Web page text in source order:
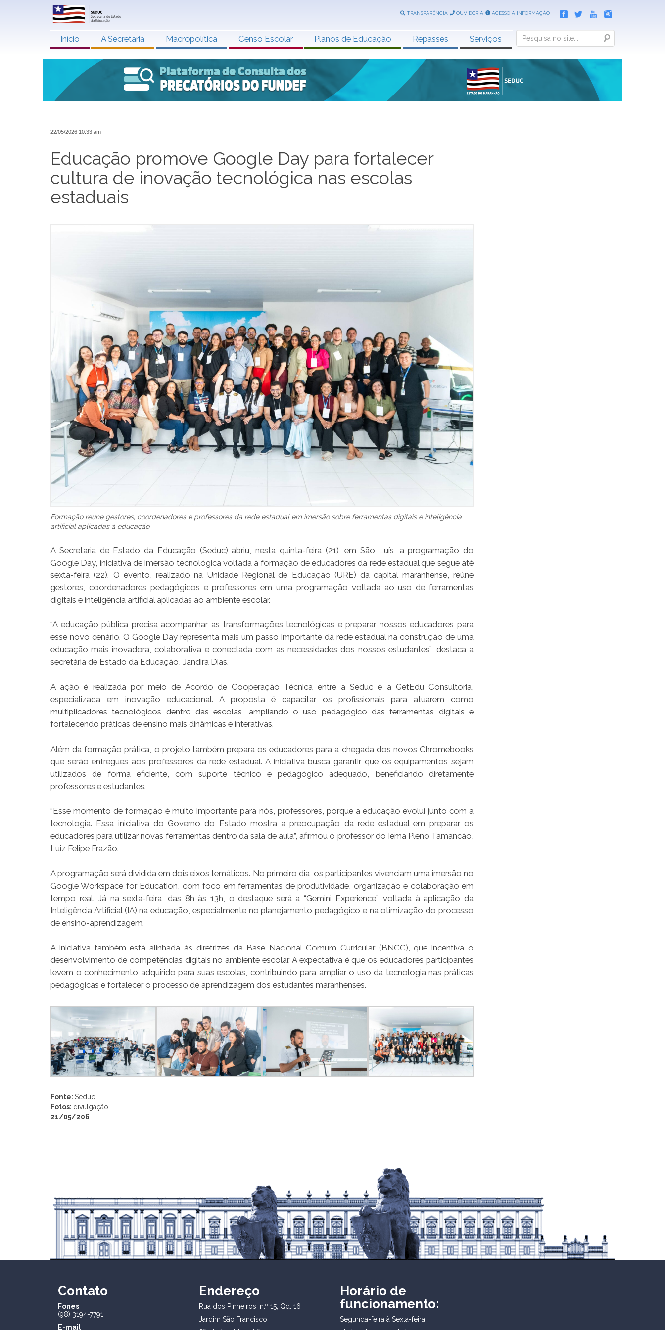
TRANSPARÊNCIA OUVIDORIA ACESSO A INFORMAÇÃO
Início A Secretaria Macropolítica Censo Escolar Planos de Educação Repasses Serviços Search
22/05/2026 10:33 am
Educação promove Google Day para fortalecer
cultura de inovação tecnológica nas escolas
estaduais
Formação reúne gestores, coordenadores e professores da rede estadual em imersão sobre ferramentas digitais e inteligência
artificial aplicadas à educação.
A Secretaria de Estado da Educação (Seduc) abriu, nesta quinta-feira (21), em São Luís, a programação do
Google Day, iniciativa de imersão tecnológica voltada à formação de educadores da rede estadual que segue até
sexta-feira (22). O evento, realizado na Unidade Regional de Educação (URE) da capital maranhense, reúne
gestores, coordenadores pedagógicos e professores em uma programação voltada ao uso de ferramentas
digitais e inteligência artificial aplicadas ao ambiente escolar.
“A educação pública precisa acompanhar as transformações tecnológicas e preparar nossos educadores para
esse novo cenário. O Google Day representa mais um passo importante da rede estadual na construção de uma
educação mais inovadora, colaborativa e conectada com as necessidades dos nossos estudantes”, destaca a
secretária de Estado da Educação, Jandira Dias.
A ação é realizada por meio de Acordo de Cooperação Técnica entre a Seduc e a GetEdu Consultoria,
especializada em inovação educacional. A proposta é capacitar os profissionais para atuarem como
multiplicadores tecnológicos dentro das escolas, ampliando o uso pedagógico das ferramentas digitais e
fortalecendo práticas de ensino mais dinâmicas e interativas.
Além da formação prática, o projeto também prepara os educadores para a chegada dos novos Chromebooks
que serão entregues aos professores da rede estadual. A iniciativa busca garantir que os equipamentos sejam
utilizados de forma eficiente, com suporte técnico e pedagógico adequado, beneficiando diretamente
professores e estudantes.
“Esse momento de formação é muito importante para nós, professores, porque a educação evolui junto com a
tecnologia. Essa iniciativa do Governo do Estado mostra a preocupação da rede estadual em preparar os
educadores para utilizar novas ferramentas dentro da sala de aula”, afirmou o professor do Iema Pleno Tamancão,
Luiz Felipe Frazão.
A programação será dividida em dois eixos temáticos. No primeiro dia, os participantes vivenciam uma imersão no
Google Workspace for Education, com foco em ferramentas de produtividade, organização e colaboração em
tempo real. Já na sexta-feira, das 8h às 13h, o destaque será a “Gemini Experience”, voltada à aplicação da
Inteligência Artificial (IA) na educação, especialmente no planejamento pedagógico e na otimização do processo
de ensino-aprendizagem.
A iniciativa também está alinhada às diretrizes da Base Nacional Comum Curricular (BNCC), que incentiva o
desenvolvimento de competências digitais no ambiente escolar. A expectativa é que os educadores participantes
levem o conhecimento adquirido para suas escolas, contribuindo para ampliar o uso da tecnologia nas práticas
pedagógicas e fortalecer o processo de aprendizagem dos estudantes maranhenses.
Fonte: Seduc
Fotos: divulgação
21/05/206
Contato
Fones:
(98) 3194-7791
E-mail:
Endereço
Rua dos Pinheiros, n.º 15, Qd. 16
Jardim São Francisco
Horário de
funcionamento:
Segunda-feira à Sexta-feira